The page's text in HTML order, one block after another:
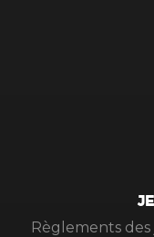
Règlements